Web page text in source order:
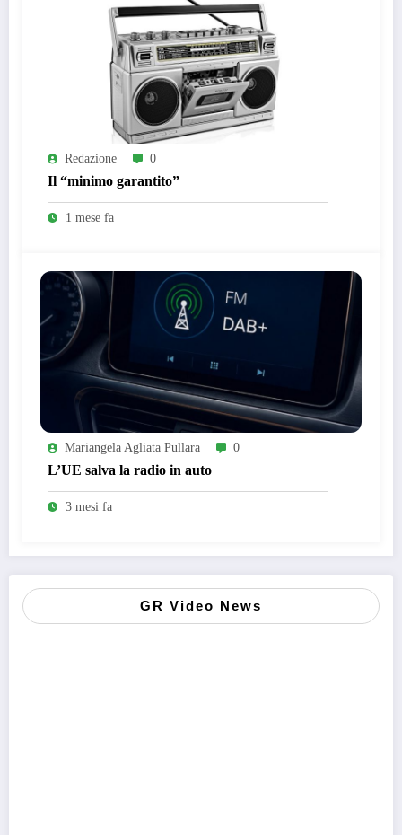
Redazione 0
Il “minimo garantito”
1 mese fa
Mariangela Agliata Pullara 0
L’UE salva la radio in auto
3 mesi fa
GR Video News